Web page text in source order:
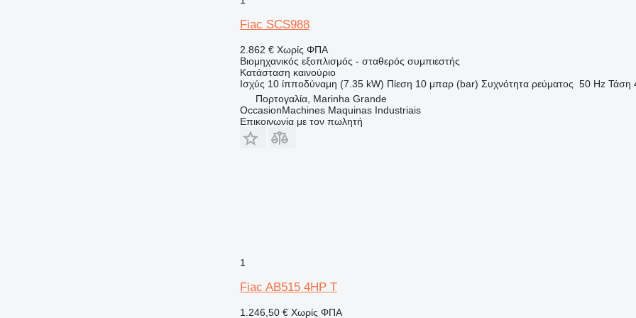
Fiac SCS988
2.862 € Χωρίς ΦΠΑ
Βιομηχανικός εξοπλισμός - σταθερός συμπιεστής
Κατάσταση καινούριο
Ισχύς 10 ίπποδύναμη (7.35 kW) Πίεση 10 μπαρ (bar) Συχνότητα ρεύματος 50 Hz Τάση
Πορτογαλία, Marinha Grande
OccasionMachines Maquinas Industriais
Επικοινωνία με τον πωλητή
1
Fiac AB515 4HP T
1.246,50 € Χωρίς ΦΠΑ